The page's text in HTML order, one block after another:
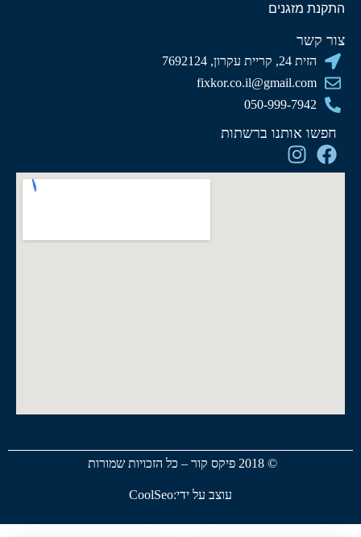
התקנת מזגנים
צור קשר
הזית 24, קריית עקרון, 7692124
fixkor.co.il@gmail.com
050-999-7942
חפשו אותנו ברשתות
© 2018 פיקס קור – כל הזכויות שמורות
עוצב על ידי:CoolSeo